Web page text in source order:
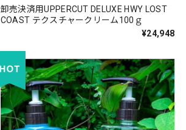
卸売決済用UPPERCUT DELUXE HWY LOST
COAST テクスチャークリーム100ｇ
¥24,948